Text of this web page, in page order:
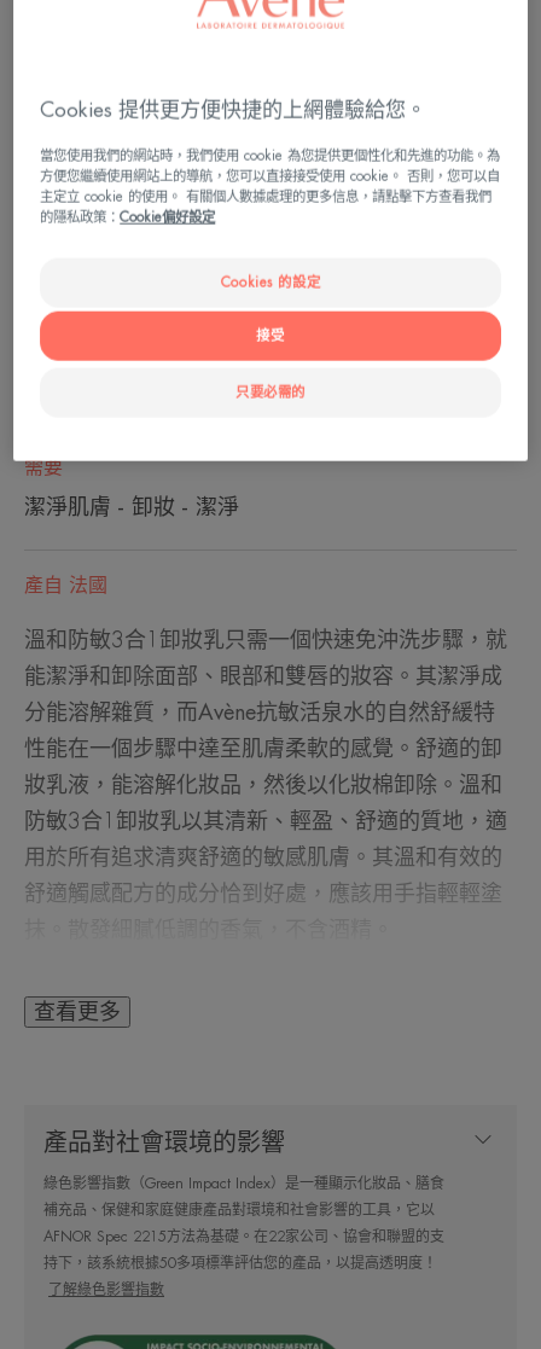
可用於
成年人
皮膚稍乾 - 乾性皮膚 - 皮膚非常乾燥
肌膚類型
敏感肌 - 敏感/極敏感肌膚
需要
潔淨肌膚 - 卸妝 - 潔淨
產自 法國
溫和防敏3合1卸妝乳只需一個快速免沖洗步驟，就
能潔淨和卸除面部、眼部和雙唇的妝容。其潔淨成
分能溶解雜質，而Avène抗敏活泉水的自然舒緩特
性能在一個步驟中達至肌膚柔軟的感覺。舒適的卸
妝乳液，能溶解化妝品，然後以化妝棉卸除。溫和
防敏3合1卸妝乳以其清新、輕盈、舒適的質地，適
用於所有追求清爽舒適的敏感肌膚。其溫和有效的
舒適觸感配方的成分恰到好處，應該用手指輕輕塗
超高效3合1洗面乳，使肌膚柔軟舒
適。
查看更多
產品對社會環境的影響
綠色影響指數（Green Impact Index）是一種顯示化妝品、膳食
補充品、保健和家庭健康產品對環境和社會影響的工具，它以
AFNOR Spec 2215方法為基礎。在22家公司、協會和聯盟的支
持下，該系統根據50多項標準評估您的產品，以提高透明度！
了解綠色影響指數
Cookies 提供更方便快捷的上網體驗給您。
當您使用我們的網站時，我們使用 cookie 為您提供更個性化和先進的功能。為
方便您繼續使用網站上的導航，您可以直接接受使用 cookie。 否則，您可以自
主定立 cookie 的使用。 有關個人數據處理的更多信息，請點擊下方查看我們
的隱私政策：Cookie偏好設定
Cookies 的設定
只要必需的
接受